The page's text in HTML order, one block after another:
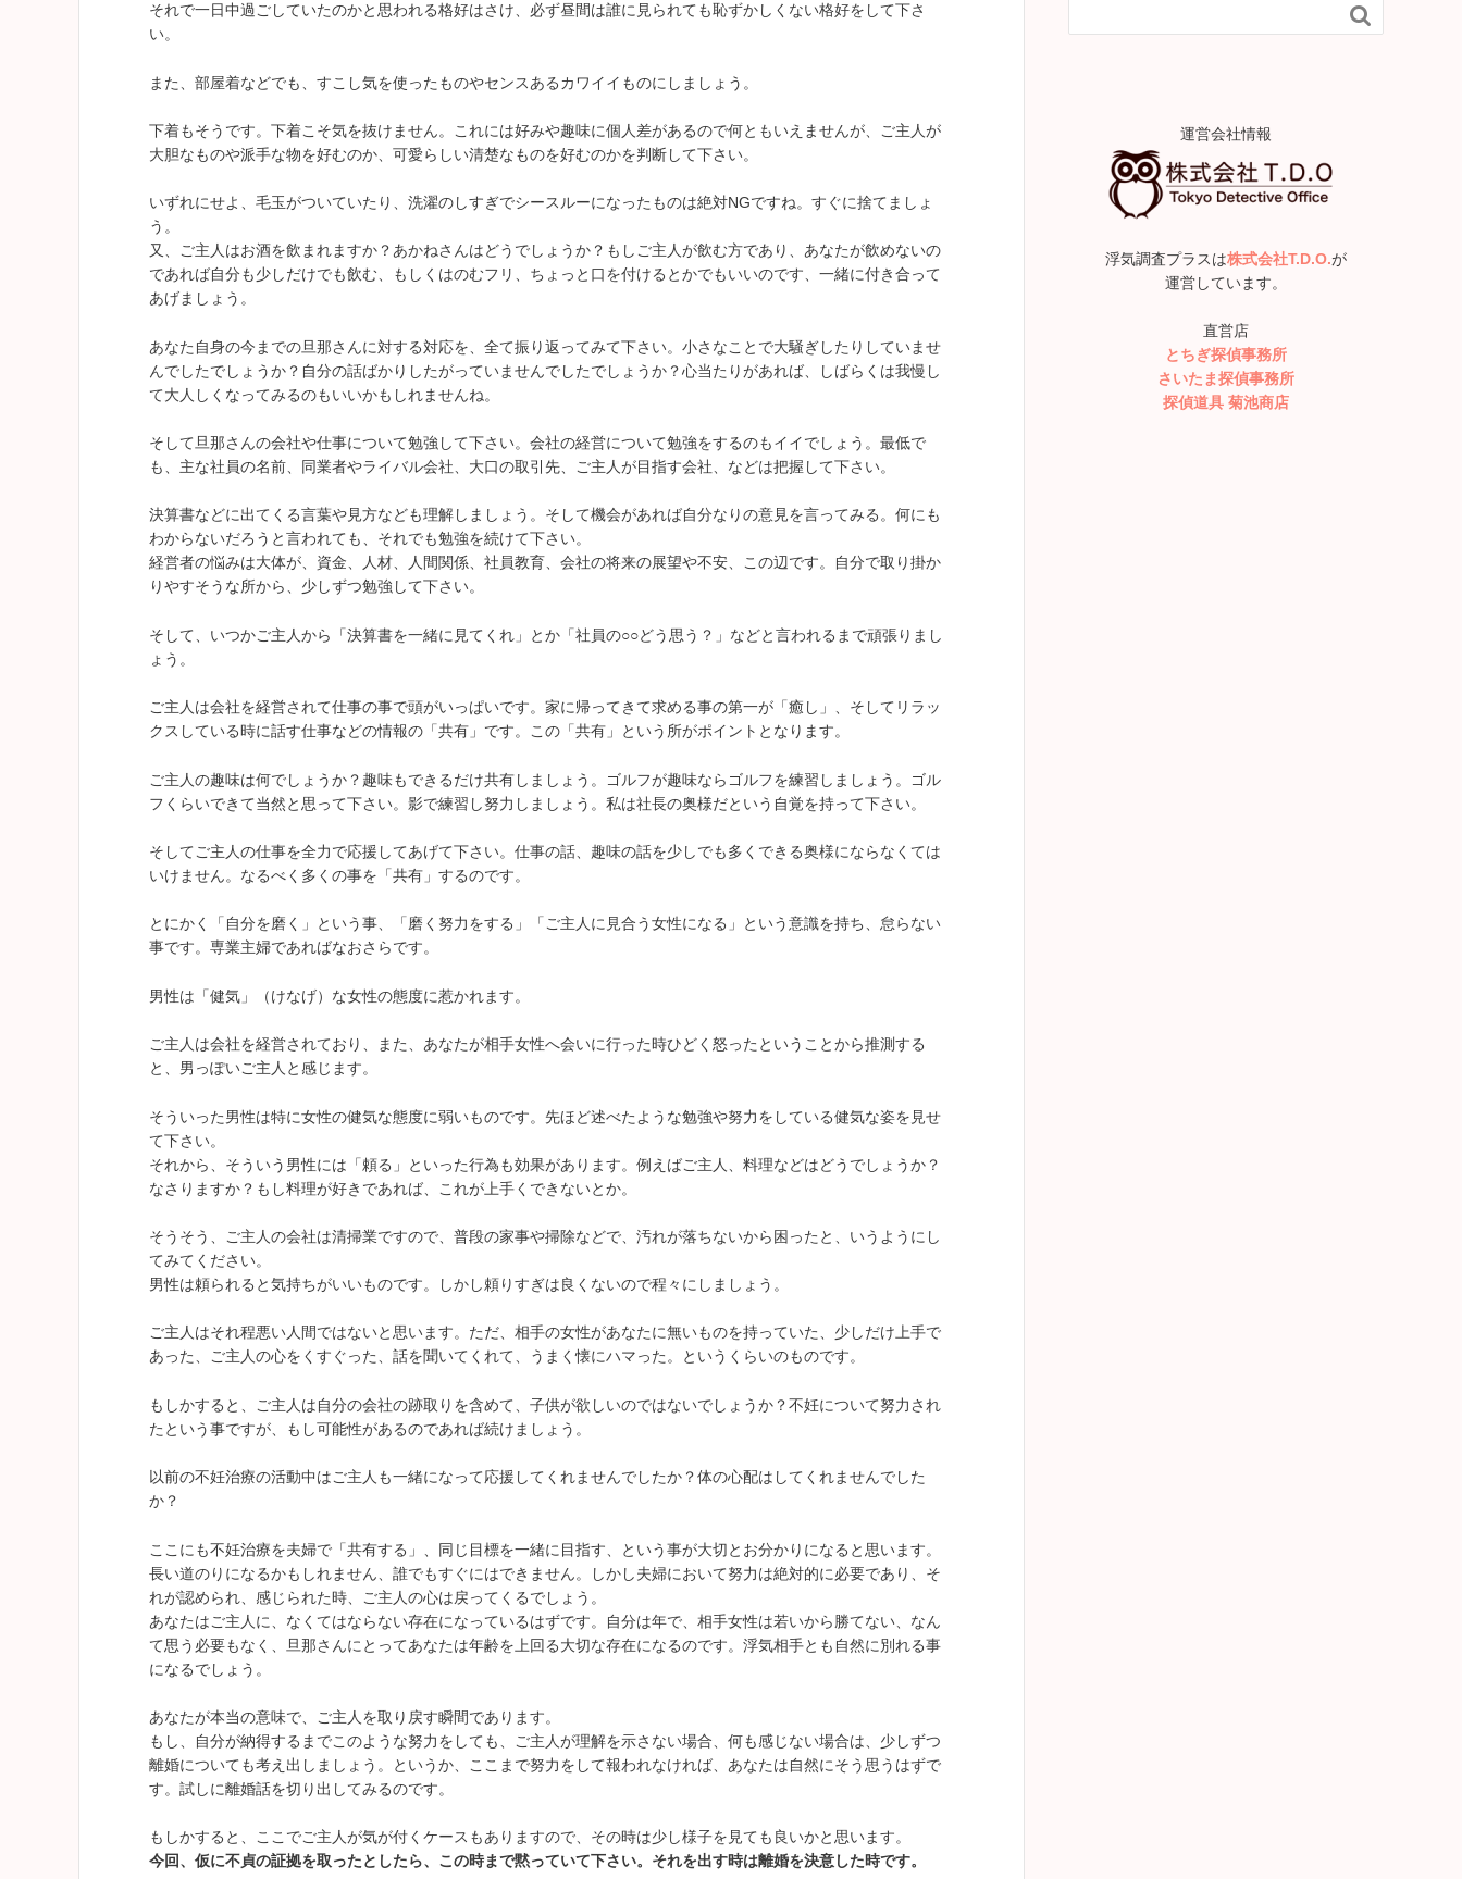
それで一日中過ごしていたのかと思われる格好はさけ、必ず昼間は誰に見られても恥ずかしくない格好をして下さ
い。
また、部屋着などでも、すこし気を使ったものやセンスあるカワイイものにしましょう。
下着もそうです。下着こそ気を抜けません。これには好みや趣味に個人差があるので何ともいえませんが、ご主人が
大胆なものや派手な物を好むのか、可愛らしい清楚なものを好むのかを判断して下さい。
いずれにせよ、毛玉がついていたり、洗濯のしすぎでシースルーになったものは絶対NGですね。すぐに捨てましょ
う。
又、ご主人はお酒を飲まれますか？あかねさんはどうでしょうか？もしご主人が飲む方であり、あなたが飲めないの
であれば自分も少しだけでも飲む、もしくはのむフリ、ちょっと口を付けるとかでもいいのです、一緒に付き合って
あげましょう。
あなた自身の今までの旦那さんに対する対応を、全て振り返ってみて下さい。小さなことで大騒ぎしたりしていませ
んでしたでしょうか？自分の話ばかりしたがっていませんでしたでしょうか？心当たりがあれば、しばらくは我慢し
て大人しくなってみるのもいいかもしれませんね。
そして旦那さんの会社や仕事について勉強して下さい。会社の経営について勉強をするのもイイでしょう。最低で
も、主な社員の名前、同業者やライバル会社、大口の取引先、ご主人が目指す会社、などは把握して下さい。
決算書などに出てくる言葉や見方なども理解しましょう。そして機会があれば自分なりの意見を言ってみる。何にも
わからないだろうと言われても、それでも勉強を続けて下さい。
経営者の悩みは大体が、資金、人材、人間関係、社員教育、会社の将来の展望や不安、この辺です。自分で取り掛か
りやすそうな所から、少しずつ勉強して下さい。
そして、いつかご主人から「決算書を一緒に見てくれ」とか「社員の○○どう思う？」などと言われるまで頑張りまし
ょう。
ご主人は会社を経営されて仕事の事で頭がいっぱいです。家に帰ってきて求める事の第一が「癒し」、そしてリラッ
クスしている時に話す仕事などの情報の「共有」です。この「共有」という所がポイントとなります。
ご主人の趣味は何でしょうか？趣味もできるだけ共有しましょう。ゴルフが趣味ならゴルフを練習しましょう。ゴル
フくらいできて当然と思って下さい。影で練習し努力しましょう。私は社長の奥様だという自覚を持って下さい。
そしてご主人の仕事を全力で応援してあげて下さい。仕事の話、趣味の話を少しでも多くできる奥様にならなくては
いけません。なるべく多くの事を「共有」するのです。
とにかく「自分を磨く」という事、「磨く努力をする」「ご主人に見合う女性になる」という意識を持ち、怠らない
事です。専業主婦であればなおさらです。
男性は「健気」（けなげ）な女性の態度に惹かれます。
ご主人は会社を経営されており、また、あなたが相手女性へ会いに行った時ひどく怒ったということから推測する
と、男っぽいご主人と感じます。
そういった男性は特に女性の健気な態度に弱いものです。先ほど述べたような勉強や努力をしている健気な姿を見せ
て下さい。
それから、そういう男性には「頼る」といった行為も効果があります。例えばご主人、料理などはどうでしょうか？
なさりますか？もし料理が好きであれば、これが上手くできないとか。
そうそう、ご主人の会社は清掃業ですので、普段の家事や掃除などで、汚れが落ちないから困ったと、いうようにし
てみてください。
男性は頼られると気持ちがいいものです。しかし頼りすぎは良くないので程々にしましょう。
ご主人はそれ程悪い人間ではないと思います。ただ、相手の女性があなたに無いものを持っていた、少しだけ上手で
あった、ご主人の心をくすぐった、話を聞いてくれて、うまく懐にハマった。というくらいのものです。
もしかすると、ご主人は自分の会社の跡取りを含めて、子供が欲しいのではないでしょうか？不妊について努力され
たという事ですが、もし可能性があるのであれば続けましょう。
以前の不妊治療の活動中はご主人も一緒になって応援してくれませんでしたか？体の心配はしてくれませんでした
か？
ここにも不妊治療を夫婦で「共有する」、同じ目標を一緒に目指す、という事が大切とお分かりになると思います。
長い道のりになるかもしれません、誰でもすぐにはできません。しかし夫婦において努力は絶対的に必要であり、そ
れが認められ、感じられた時、ご主人の心は戻ってくるでしょう。
あなたはご主人に、なくてはならない存在になっているはずです。自分は年で、相手女性は若いから勝てない、なん
て思う必要もなく、旦那さんにとってあなたは年齢を上回る大切な存在になるのです。浮気相手とも自然に別れる事
になるでしょう。
あなたが本当の意味で、ご主人を取り戻す瞬間であります。
もし、自分が納得するまでこのような努力をしても、ご主人が理解を示さない場合、何も感じない場合は、少しずつ
離婚についても考え出しましょう。というか、ここまで努力をして報われなければ、あなたは自然にそう思うはずで
す。試しに離婚話を切り出してみるのです。
もしかすると、ここでご主人が気が付くケースもありますので、その時は少し様子を見ても良いかと思います。
今回、仮に不貞の証拠を取ったとしたら、この時まで黙っていて下さい。それを出す時は離婚を決意した時です。

運営会社情報
浮気調査プラスは株式会社T.D.O.が
運営しています。
直営店
とちぎ探偵事務所
さいたま探偵事務所
探偵道具 菊池商店